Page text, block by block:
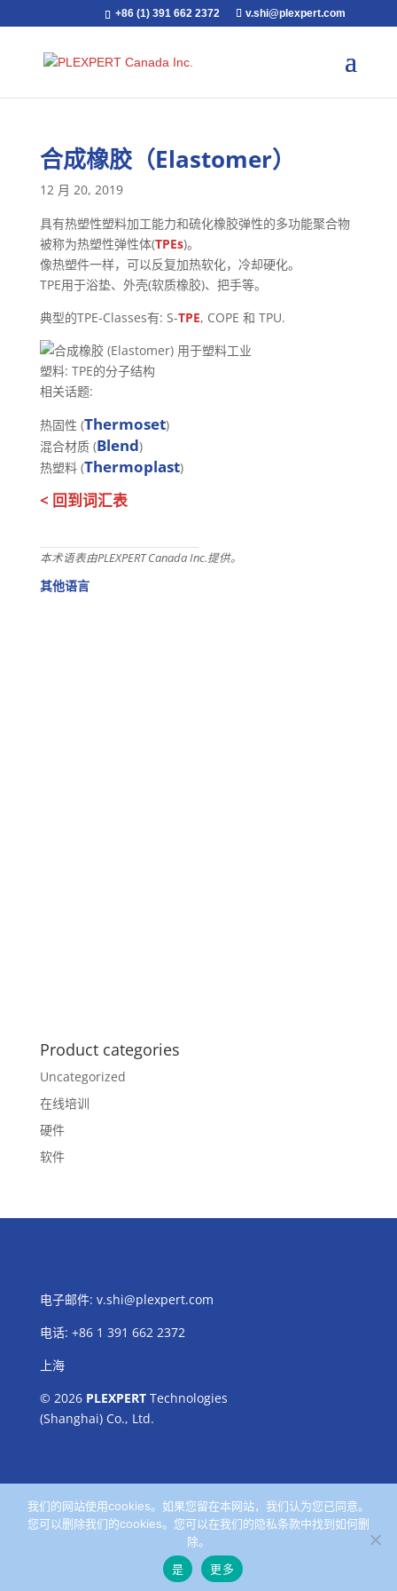
+86 (1) 391 662 2372 v.shi@plexpert.com
合成橡胶（Elastomer）
12 月 20, 2019
具有热塑性塑料加工能力和硫化橡胶弹性的多功能聚合物
被称为热塑性弹性体(TPEs)。
像热塑件一样，可以反复加热软化，冷却硬化。
TPE用于浴垫、外壳(软质橡胶)、把手等。
典型的TPE-Classes有: S-TPE, COPE 和 TPU.
塑料: TPE的分子结构
相关话题:
热固性 (Thermoset)
混合材质 (Blend)
热塑料 (Thermoplast)
< 回到词汇表
本术语表由PLEXPERT Canada Inc.提供。
其他语言
Product categories
Uncategorized
在线培训
硬件
软件
电子邮件: v.shi@plexpert.com
电话: +86 1 391 662 2372
上海
© 2026 PLEXPERTTechnologies
(Shanghai) Co., Ltd.
我们的网站使用cookies。如果您留在本网站，我们认为您已同意。
您可以删除我们的cookies。您可以在我们的隐私条款中找到如何删
除。
是
更多